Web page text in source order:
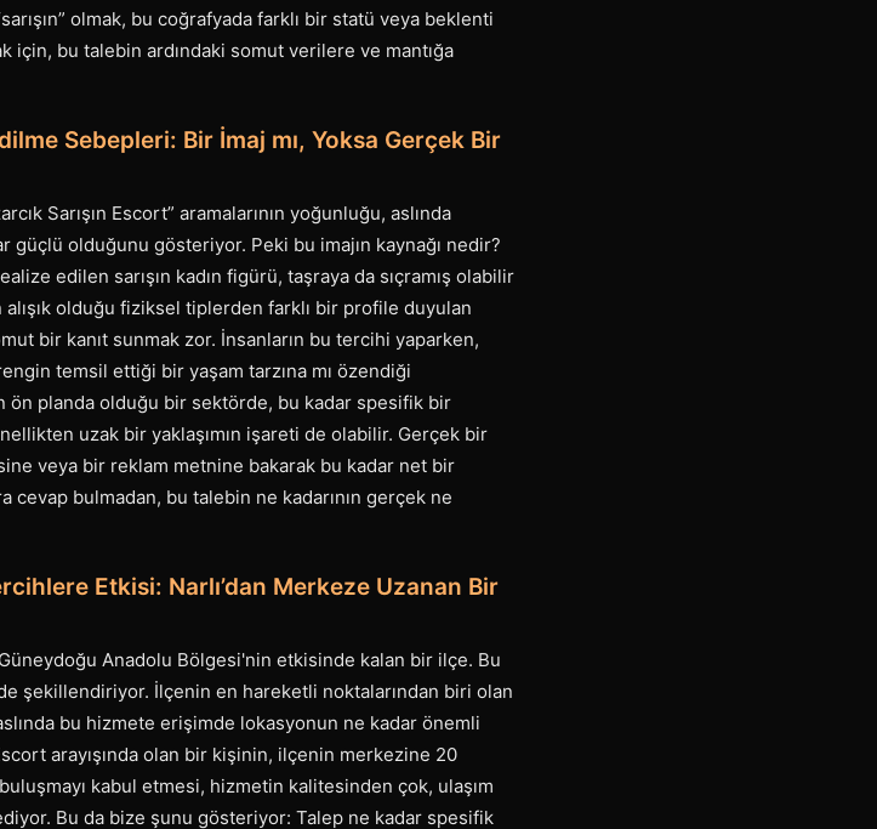
olmak, bu coğrafyada farklı bir statü veya beklenti
için, bu talebin ardındaki somut verilere ve mantığa
Sebepleri: Bir İmaj mı, Yoksa Gerçek Bir
Sarışın Escort” aramalarının yoğunluğu, aslında
güçlü olduğunu gösteriyor. Peki bu imajın kaynağı nedir?
edilen sarışın kadın figürü, taşraya da sıçramış olabilir
olduğu fiziksel tiplerden farklı bir profile duyulan
bir kanıt sunmak zor. İnsanların bu tercihi yaparken,
temsil ettiği bir yaşam tarzına mı özendiği
ön planda olduğu bir sektörde, bu kadar spesifik bir
uzak bir yaklaşımın işareti de olabilir. Gerçek bir
veya bir reklam metnine bakarak bu kadar net bir
cevap bulmadan, bu talebin ne kadarının gerçek ne
Etkisi: Narlı’dan Merkeze Uzanan Bir
Anadolu Bölgesi'nin etkisinde kalan bir ilçe. Bu
şekillendiriyor. İlçenin en hareketli noktalarından biri olan
bu hizmete erişimde lokasyonun ne kadar önemli
arayışında olan bir kişinin, ilçenin merkezine 20
kabul etmesi, hizmetin kalitesinden çok, ulaşım
Bu da bize şunu gösteriyor: Talep ne kadar spesifik